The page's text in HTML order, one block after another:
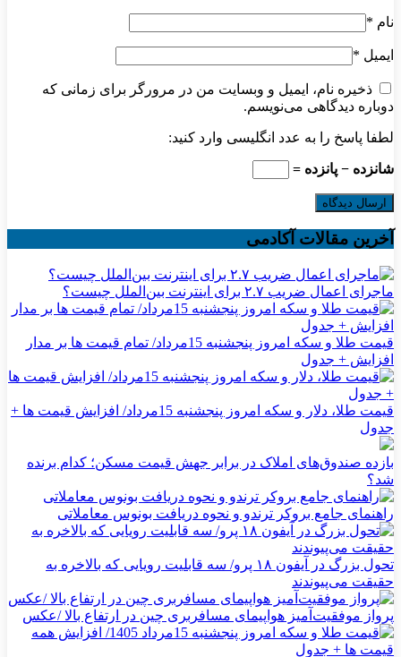
نام *
ایمیل *
ذخیره نام، ایمیل و وبسایت من در مرورگر برای زمانی که
دوباره دیدگاهی می‌نویسم.
لطفا پاسخ را به عدد انگلیسی وارد کنید:
شانزده − پانزده =
آخرین مقالات آکادمی
ماجرای اعمال ضریب ۲.۷ برای اینترنت بین‌الملل چیست؟
قیمت طلا و سکه امروز پنجشنبه 15مرداد/ تمام قیمت ها بر مدار
افزایش + جدول
قیمت طلا، دلار و سکه امروز پنجشنبه 15مرداد/ افزایش قیمت ها +
جدول
بازده صندوق‌های املاک در برابر جهش قیمت مسکن؛ کدام برنده
شد؟
راهنمای جامع بروکر ترندو و نحوه دریافت بونوس معاملاتی
تحول بزرگ در آیفون ۱۸ پرو/ سه قابلیت رویایی که بالاخره به
حقیقت می‌پیوندند
پرواز موفقیت‌آمیز هواپیمای مسافربری چین در ارتفاع بالا /عکس